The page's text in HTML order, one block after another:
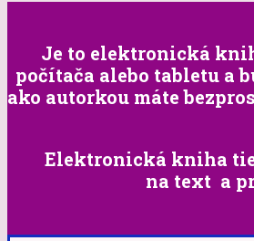
Je to elektronická
počítača alebo tabletu a
ako autorkou máte
Elektronická kniha
na text a